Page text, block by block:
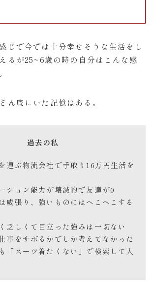
じで今では十分幸せそうな生活をし
るが25~6歳の時の自分はこんな感
ん底にいた記憶はある。
過去の私
運ぶ物流会社で手取り16万円生活を
ション能力が壊滅的で友達が0
威張り、強いものにはへこへこする
乏しくて目立った強みは一切ない
事をサボるかでしか考えてなかった
「スーツ着たくない」で検索して入